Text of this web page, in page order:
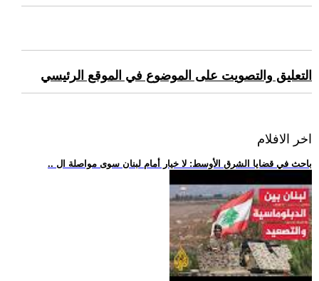
التعليق والتصويت على الموضوع في الموقع الرئيسي
اخر الافلام
.. باحث في قضايا الشرق الأوسط: لا خيار أمام لبنان سوى مواصلة ال